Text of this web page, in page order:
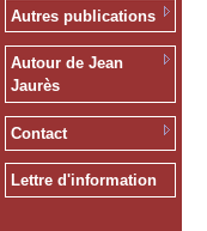
Autres publications
Autour de Jean
Jaurès
Contact
Lettre d'information